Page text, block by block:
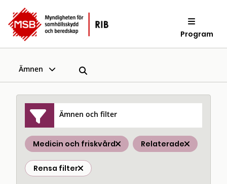
Program
Ämnen
Ämnen och filter
Medicin och friskvård Relaterade
Rensa filter